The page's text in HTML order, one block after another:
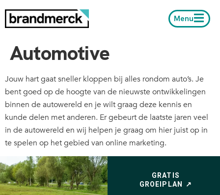
Menu
Automotive
Jouw hart gaat sneller kloppen bij alles rondom auto’s. Je
bent goed op de hoogte van de nieuwste ontwikkelingen
binnen de autowereld en je wilt graag deze kennis en
kunde delen met anderen. Er gebeurt de laatste jaren veel
in de autowereld en wij helpen je graag om hier juist op in
te spelen op het gebied van online marketing.
GRATIS
GROEIPLAN